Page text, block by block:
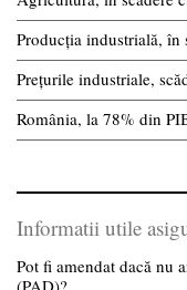
Producția industrială,
Prețurile industriale,
România, la 78% din
Informatii utile
Pot fi amendat dacă nu